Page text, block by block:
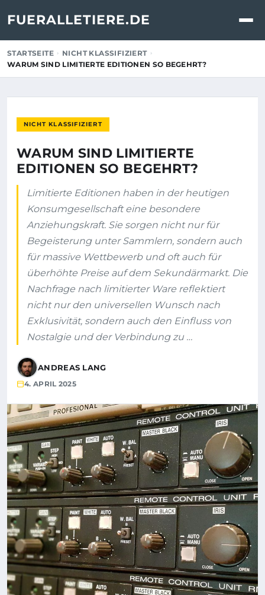
FUERALLETIERE.DE
STARTSEITE
NICHT KLASSIFIZIERT
WARUM SIND LIMITIERTE EDITIONEN SO BEGEHRT?
NICHT KLASSIFIZIERT
WARUM SIND LIMITIERTE
EDITIONEN SO BEGEHRT?
Limitierte Editionen haben in der heutigen
Konsumgesellschaft eine besondere
Anziehungskraft. Sie sorgen nicht nur für
Begeisterung unter Sammlern, sondern auch
für massive Wettbewerb und oft auch für
überhöhte Preise auf dem Sekundärmarkt. Die
Nachfrage nach limitierter Ware reflektiert
nicht nur den universellen Wunsch nach
Exklusivität, sondern auch den Einfluss von
Nostalgie und der Verbindung zu …
ANDREAS LANG
4. APRIL 2025